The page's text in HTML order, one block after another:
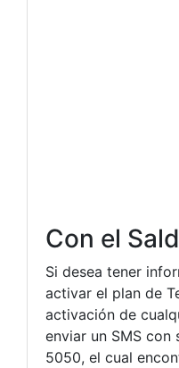
Con el
Si desea tener
activar el plan de
activación de
enviar un SMS
5050, el cual